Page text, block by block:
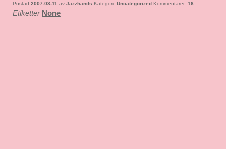
Postad 2007-03-11 av Jazzhands Kategori: Uncategorized Kommentarer: 16
Etiketter None